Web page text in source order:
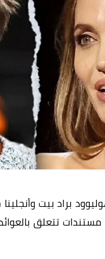
براد بيت
تتعلق